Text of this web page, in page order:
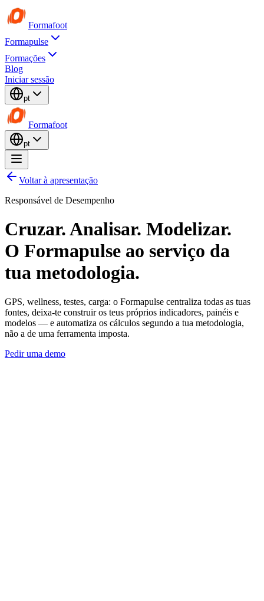
Formafoot
Formapulse
Formações
Blog
Iniciar sessão
pt
Formafoot
pt
Voltar à apresentação
Responsável de Desempenho
Cruzar. Analisar. Modelizar.
O Formapulse ao serviço da
tua metodologia.
GPS, wellness, testes, carga: o Formapulse centraliza todas as tuas
fontes, deixa-te construir os teus próprios indicadores, painéis e
modelos — e automatiza os cálculos segundo a tua metodologia,
não a de uma ferramenta imposta.
Pedir uma demo